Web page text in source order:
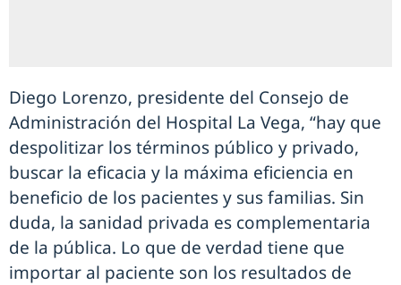
Diego Lorenzo, presidente del Consejo de
Administración del Hospital La Vega, “hay que
despolitizar los términos público y privado,
buscar la eficacia y la máxima eficiencia en
beneficio de los pacientes y sus familias. Sin
duda, la sanidad privada es complementaria
de la pública. Lo que de verdad tiene que
importar al paciente son los resultados de